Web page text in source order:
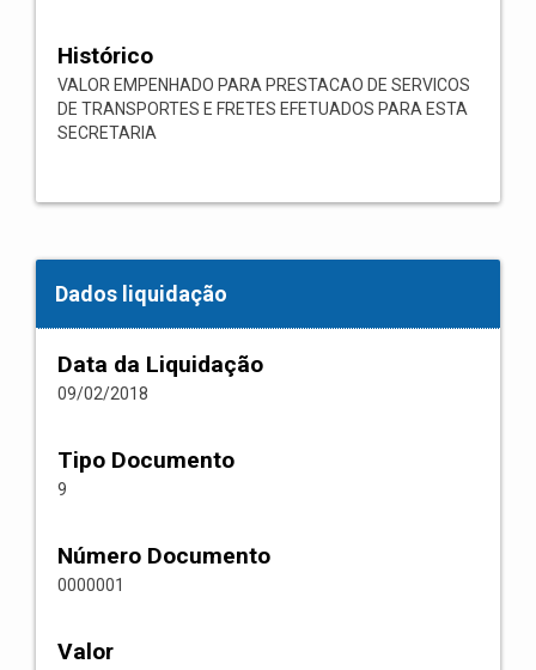
Histórico
VALOR EMPENHADO PARA PRESTACAO DE SERVICOS
DE TRANSPORTES E FRETES EFETUADOS PARA ESTA
SECRETARIA
Dados liquidação
Data da Liquidação
09/02/2018
Tipo Documento
9
Número Documento
0000001
Valor